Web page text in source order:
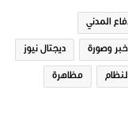
المدني
خبر وصورة ديجتال نيوز
مظاهرة